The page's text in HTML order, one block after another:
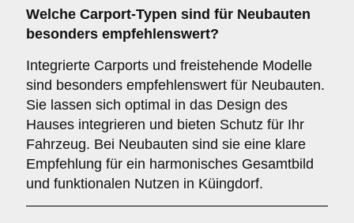
Welche Carport-Typen sind für Neubauten
besonders empfehlenswert?
Integrierte Carports und freistehende Modelle
sind besonders empfehlenswert für Neubauten.
Sie lassen sich optimal in das Design des
Hauses integrieren und bieten Schutz für Ihr
Fahrzeug. Bei Neubauten sind sie eine klare
Empfehlung für ein harmonisches Gesamtbild
und funktionalen Nutzen in Küingdorf.